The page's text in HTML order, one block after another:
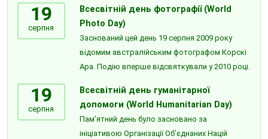
19
серпня
Всесвітній день фотографії (World
Photo Day)
Заснований цей день 19 серпня 2009 року
відомим австралійським фотографом Корскі
Ара. Подію вперше відсвяткували у 2010 році.
19
серпня
Всесвітній день гуманітарної
допомоги (World Humanitarian Day)
Пам’ятний день було засновано за
ініціативою Організації Об’єднаних Націй